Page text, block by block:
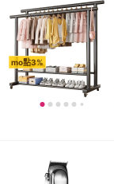
mo點3%